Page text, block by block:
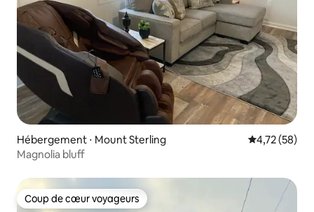
Hébergement ⋅ Mount Sterling Évaluation
4,72 (58)
Magnolia bluff
Coup de cœur voyageurs
Coup de cœur voyageurs